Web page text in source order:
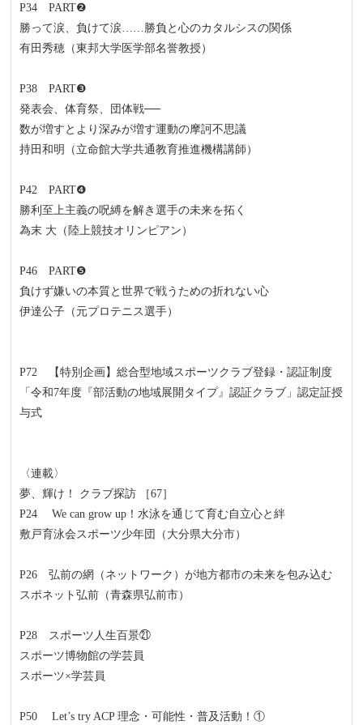
P34 PART❷
勝って涙、負けて涙……勝負と心のカタルシスの関係
有田秀穂（東邦大学医学部名誉教授）
P38 PART❸
発表会、体育祭、団体戦──
数が増すとより深みが増す運動の摩訶不思議
持田和明（立命館大学共通教育推進機構講師）
P42 PART❹
勝利至上主義の呪縛を解き選手の未来を拓く
為末 大（陸上競技オリンピアン）
P46 PART❺
負けず嫌いの本質と世界で戦うための折れない心
伊達公子（元プロテニス選手）
P72 【特別企画】総合型地域スポーツクラブ登録・認証制度
「令和7年度『部活動の地域展開タイプ』認証クラブ」認定証授
与式
〈連載〉
夢、輝け！ クラブ探訪 ［67］
P24 We can grow up！水泳を通じて育む自立心と絆
敷戸育泳会スポーツ少年団（大分県大分市）
P26 弘前の網（ネットワーク）が地方都市の未来を包み込む
スポネット弘前（青森県弘前市）
P28 スポーツ人生百景㉑
スポーツ博物館の学芸員
スポーツ×学芸員
P50 Let’s try ACP 理念・可能性・普及活動！①